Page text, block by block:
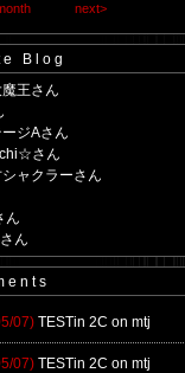
next>
Blog
王さん
ジAさん
さん
ャクラーさん
ん
ん
07) TESTin 2C on mtj
07) TESTin 2C on mtj